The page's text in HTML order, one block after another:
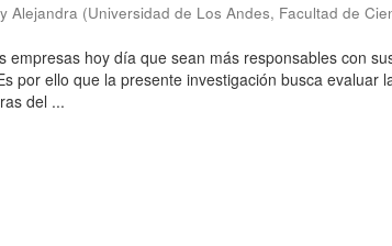
Alejandra (Universidad de Los Andes, Facultad de
empresas hoy día que sean más responsables con
por ello que la presente investigación busca evaluar
del ...